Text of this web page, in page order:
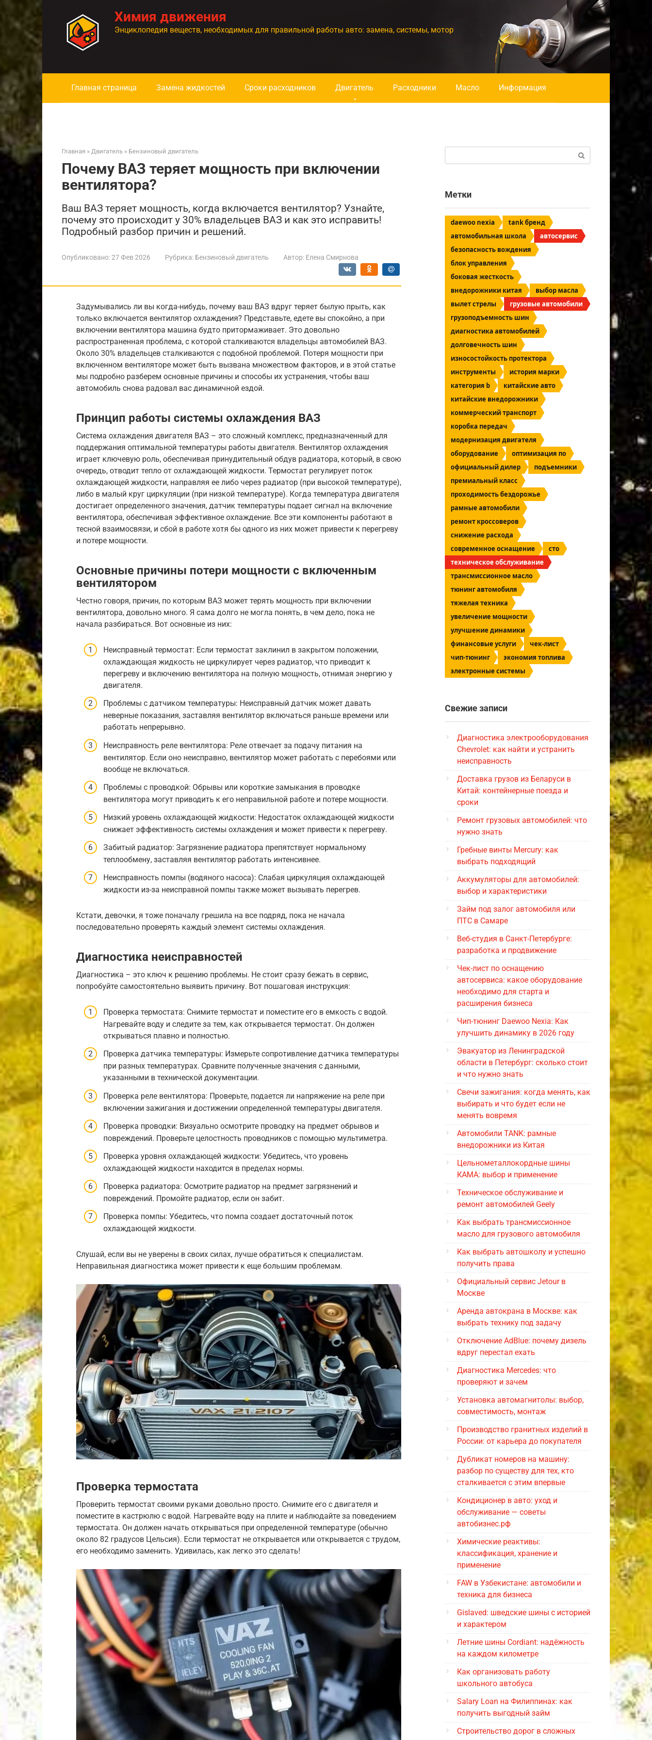
контенту
Химия движения
Энциклопедия веществ, необходимых для правильной работы авто: замена, системы, мотор
Главная страница Замена жидкостей Сроки расходников Двигатель Расходники Масло Информация
Главная » Двигатель » Бензиновый двигатель
Почему ВАЗ теряет мощность при включении
вентилятора?
Ваш ВАЗ теряет мощность, когда включается вентилятор? Узнайте,
почему это происходит у 30% владельцев ВАЗ и как это исправить!
Подробный разбор причин и решений.
Опубликовано:27 Фев 2026 Рубрика: Бензиновый двигатель Автор: Елена Смирнова
Задумывались ли вы когда-нибудь, почему ваш ВАЗ вдруг теряет былую прыть, как
только включается вентилятор охлаждения? Представьте, едете вы спокойно, а при
включении вентилятора машина будто притормаживает. Это довольно
распространенная проблема, с которой сталкиваются владельцы автомобилей ВАЗ.
Около 30% владельцев сталкиваются с подобной проблемой. Потеря мощности при
включенном вентиляторе может быть вызвана множеством факторов, и в этой статье
мы подробно разберем основные причины и способы их устранения, чтобы ваш
автомобиль снова радовал вас динамичной ездой.
Принцип работы системы охлаждения ВАЗ
Система охлаждения двигателя ВАЗ – это сложный комплекс, предназначенный для
поддержания оптимальной температуры работы двигателя. Вентилятор охлаждения
играет ключевую роль, обеспечивая принудительный обдув радиатора, который, в свою
очередь, отводит тепло от охлаждающей жидкости. Термостат регулирует поток
охлаждающей жидкости, направляя ее либо через радиатор (при высокой температуре),
либо в малый круг циркуляции (при низкой температуре). Когда температура двигателя
достигает определенного значения, датчик температуры подает сигнал на включение
вентилятора, обеспечивая эффективное охлаждение. Все эти компоненты работают в
тесной взаимосвязи, и сбой в работе хотя бы одного из них может привести к перегреву
и потере мощности.
Основные причины потери мощности с включенным
вентилятором
Честно говоря, причин, по которым ВАЗ может терять мощность при включении
вентилятора, довольно много. Я сама долго не могла понять, в чем дело, пока не
начала разбираться. Вот основные из них:
Неисправный термостат: Если термостат заклинил в закрытом положении,
охлаждающая жидкость не циркулирует через радиатор, что приводит к
перегреву и включению вентилятора на полную мощность, отнимая энергию у
двигателя.
Проблемы с датчиком температуры: Неисправный датчик может давать
неверные показания, заставляя вентилятор включаться раньше времени или
работать непрерывно.
Неисправность реле вентилятора: Реле отвечает за подачу питания на
вентилятор. Если оно неисправно, вентилятор может работать с перебоями или
вообще не включаться.
Проблемы с проводкой: Обрывы или короткие замыкания в проводке
вентилятора могут приводить к его неправильной работе и потере мощности.
Низкий уровень охлаждающей жидкости: Недостаток охлаждающей жидкости
снижает эффективность системы охлаждения и может привести к перегреву.
Забитый радиатор: Загрязнение радиатора препятствует нормальному
теплообмену, заставляя вентилятор работать интенсивнее.
Неисправность помпы (водяного насоса): Слабая циркуляция охлаждающей
жидкости из-за неисправной помпы также может вызывать перегрев.
Кстати, девочки, я тоже поначалу грешила на все подряд, пока не начала
последовательно проверять каждый элемент системы охлаждения.
Диагностика неисправностей
Диагностика – это ключ к решению проблемы. Не стоит сразу бежать в сервис,
попробуйте самостоятельно выявить причину. Вот пошаговая инструкция:
Проверка термостата: Снимите термостат и поместите его в емкость с водой.
Нагревайте воду и следите за тем, как открывается термостат. Он должен
открываться плавно и полностью.
Проверка датчика температуры: Измерьте сопротивление датчика температуры
при разных температурах. Сравните полученные значения с данными,
указанными в технической документации.
Проверка реле вентилятора: Проверьте, подается ли напряжение на реле при
включении зажигания и достижении определенной температуры двигателя.
Проверка проводки: Визуально осмотрите проводку на предмет обрывов и
повреждений. Проверьте целостность проводников с помощью мультиметра.
Проверка уровня охлаждающей жидкости: Убедитесь, что уровень
охлаждающей жидкости находится в пределах нормы.
Проверка радиатора: Осмотрите радиатор на предмет загрязнений и
повреждений. Промойте радиатор, если он забит.
Проверка помпы: Убедитесь, что помпа создает достаточный поток
охлаждающей жидкости.
Слушай, если вы не уверены в своих силах, лучше обратиться к специалистам.
Неправильная диагностика может привести к еще большим проблемам.
Проверка термостата
Проверить термостат своими руками довольно просто. Снимите его с двигателя и
поместите в кастрюлю с водой. Нагревайте воду на плите и наблюдайте за поведением
термостата. Он должен начать открываться при определенной температуре (обычно
около 82 градусов Цельсия). Если термостат не открывается или открывается с трудом,
его необходимо заменить. Удивилась, как легко это сделать!
Метки
daewoo nexia
tank бренд
автомобильная школа
автосервис
безопасность вождения
блок управления
боковая жесткость
внедорожники китая
выбор масла
вылет стрелы
грузовые автомобили
грузоподъемность шин
диагностика автомобилей
долговечность шин
износостойкость протектора
инструменты
история марки
категория b
китайские авто
китайские внедорожники
коммерческий транспорт
коробка передач
модернизация двигателя
оборудование
оптимизация по
официальный дилер
подъемники
премиальный класс
проходимость бездорожье
рамные автомобили
ремонт кроссоверов
снижение расхода
современное оснащение
сто
техническое обслуживание
трансмиссионное масло
тюнинг автомобиля
тяжелая техника
увеличение мощности
улучшение динамики
финансовые услуги
чек-лист
чип-тюнинг
экономия топлива
электронные системы
Свежие записи
Диагностика электрооборудования
Chevrolet: как найти и устранить
неисправность
Доставка грузов из Беларуси в
Китай: контейнерные поезда и
сроки
Ремонт грузовых автомобилей: что
нужно знать
Гребные винты Mercury: как
выбрать подходящий
Аккумуляторы для автомобилей:
выбор и характеристики
Займ под залог автомобиля или
ПТС в Самаре
Веб-студия в Санкт-Петербурге:
разработка и продвижение
Чек-лист по оснащению
автосервиса: какое оборудование
необходимо для старта и
расширения бизнеса
Чип-тюнинг Daewoo Nexia: Как
улучшить динамику в 2026 году
Эвакуатор из Ленинградской
области в Петербург: сколько стоит
и что нужно знать
Свечи зажигания: когда менять, как
выбирать и что будет если не
менять вовремя
Автомобили TANK: рамные
внедорожники из Китая
Цельнометаллокордные шины
КАМА: выбор и применение
Техническое обслуживание и
ремонт автомобилей Geely
Как выбрать трансмиссионное
масло для грузового автомобиля
Как выбрать автошколу и успешно
получить права
Официальный сервис Jetour в
Москве
Аренда автокрана в Москве: как
выбрать технику под задачу
Отключение AdBlue: почему дизель
вдруг перестал ехать
Диагностика Mercedes: что
проверяют и зачем
Установка автомагнитолы: выбор,
совместимость, монтаж
Производство гранитных изделий в
России: от карьера до покупателя
Дубликат номеров на машину:
разбор по существу для тех, кто
сталкивается с этим впервые
Кондиционер в авто: уход и
обслуживание — советы
автобизнес.рф
Химические реактивы:
классификация, хранение и
применение
FAW в Узбекистане: автомобили и
техника для бизнеса
Gislaved: шведские шины с историей
и характером
Летние шины Cordiant: надёжность
на каждом километре
Как организовать работу
школьного автобуса
Salary Loan на Филиппинах: как
получить выгодный займ
Строительство дорог в сложных